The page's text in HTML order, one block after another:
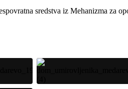
sredstva iz Mehanizma za